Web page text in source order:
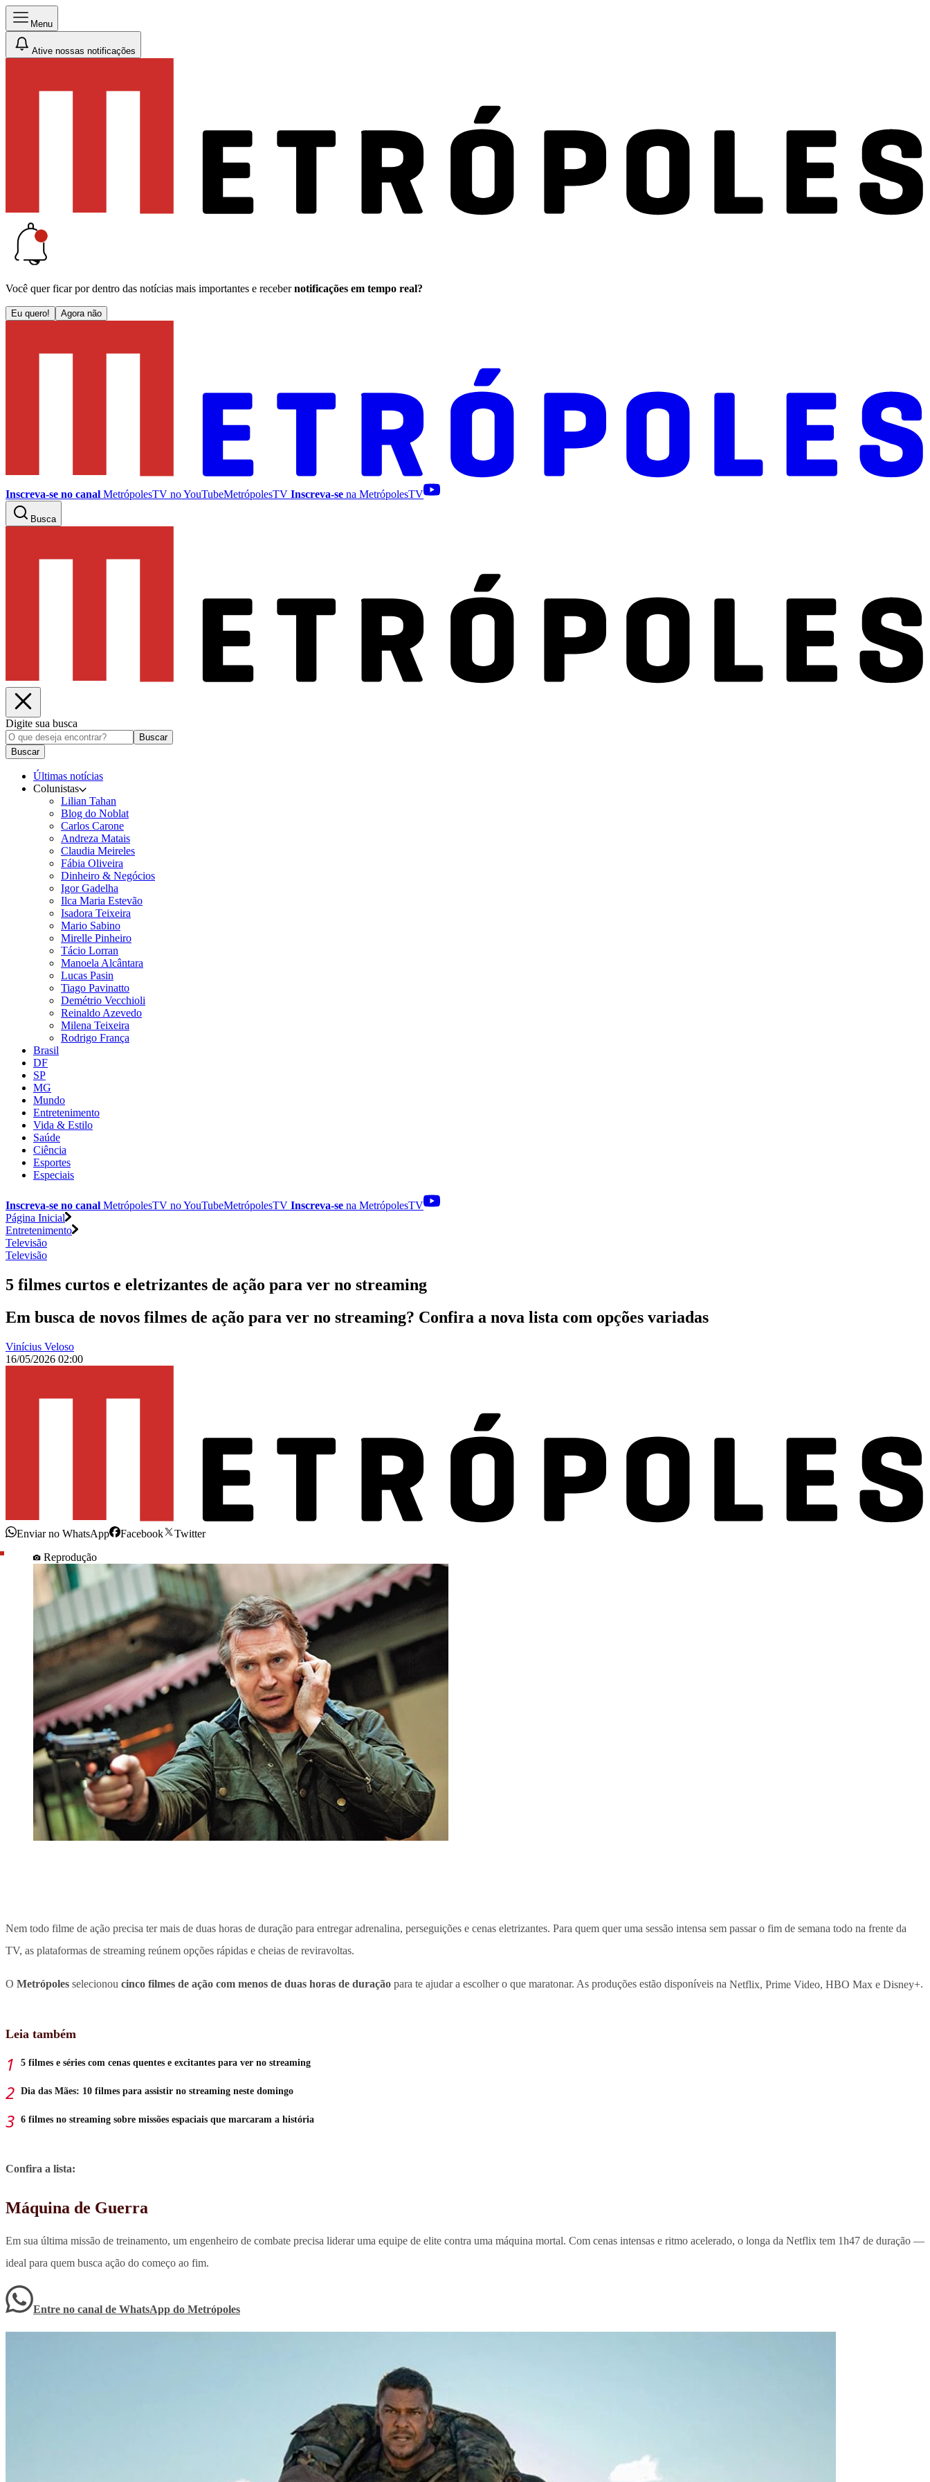
Menu
Ative nossas notificações
Você quer ficar por dentro das notícias mais importantes e receber notificações em tempo real?
Eu quero! Agora não
Inscreva-se no canal MetrópolesTV noYouTubeMetrópolesTV Inscreva-se na MetrópolesTV
Busca
Digite sua busca
Buscar
Buscar
Últimas notícias
Colunistas
Lilian Tahan
Blog do Noblat
Carlos Carone
Andreza Matais
Claudia Meireles
Fábia Oliveira
Dinheiro & Negócios
Igor Gadelha
Ilca Maria Estevão
Isadora Teixeira
Mario Sabino
Mirelle Pinheiro
Tácio Lorran
Manoela Alcântara
Lucas Pasin
Tiago Pavinatto
Demétrio Vecchioli
Reinaldo Azevedo
Milena Teixeira
Rodrigo França
Brasil
DF
SP
MG
Mundo
Entretenimento
Vida & Estilo
Saúde
Ciência
Esportes
Especiais
Inscreva-se no canal MetrópolesTV noYouTubeMetrópolesTV Inscreva-se na MetrópolesTV
Página Inicial
Entretenimento
Televisão
Televisão
5 filmes curtos e eletrizantes de ação para ver no streaming
Em busca de novos filmes de ação para ver no streaming? Confira a nova lista com opções variadas
Vinícius Veloso
16/05/2026 02:00
Enviar no WhatsApp Facebook
Twitter
Reprodução
Nem todo filme de ação precisa ter mais de duas horas de duração para entregar adrenalina, perseguições e cenas eletrizantes. Para quem quer uma sessão intensa sem passar o fim de semana todo na frente da
TV, as plataformas de streaming reúnem opções rápidas e cheias de reviravoltas.
O Metrópoles selecionou cinco filmes de ação com menos de duas horas de duração para te ajudar a escolher o que maratonar. As produções estão disponíveis na Netflix, Prime Video, HBO Max e Disney+.
Leia também
5 filmes e séries com cenas quentes e excitantes para ver no streaming
Dia das Mães: 10 filmes para assistir no streaming neste domingo
6 filmes no streaming sobre missões espaciais que marcaram a história
Confira a lista:
Máquina de Guerra
Em sua última missão de treinamento, um engenheiro de combate precisa liderar uma equipe de elite contra uma máquina mortal. Com cenas intensas e ritmo acelerado, o longa da Netflix tem 1h47 de duração —
ideal para quem busca ação do começo ao fim.
Entre no canal de WhatsApp do Metrópoles